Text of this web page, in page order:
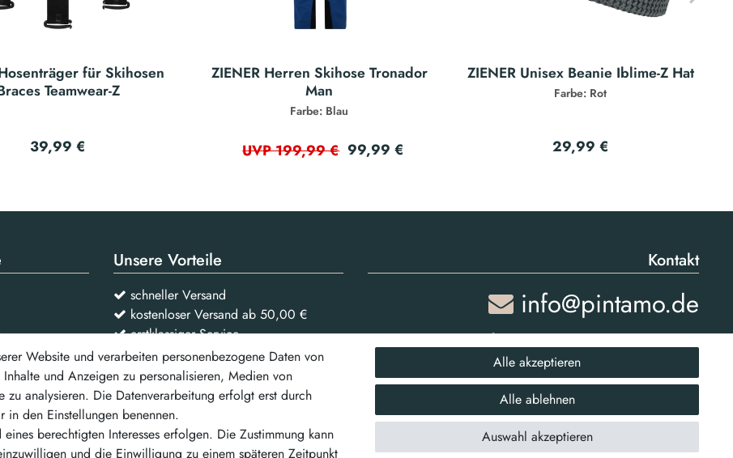
für Skihosen
Teamwear-Z
39,99 €
ZIENER Herren Skihose Tronador
Man
Farbe: Blau
UVP 199,99 € 99,99 €
ZIENER Unisex Beanie Iblime-Z Hat
Farbe: Rot
29,99 €
weitere
Unsere Vorteile
schneller Versand
kostenloser Versand ab 50,00 €
erstklassiger Service
Vertrag widerrufen
Kontakt
info@pintamo.de
03763 4048350
Montag - Freitag: 08:00 - 16:00 Uhr
Anrufe aus dem dt. Festnetz zum Ortstarif, Preise aus dem Mobilfunknetz
ggf. abweichend (abhängig vom Provider).
Website und verarbeiten personenbezogene Daten von
und Anzeigen zu personalisieren, Medien von
analysieren. Die Datenverarbeitung erfolgt erst durch
den Einstellungen benennen.
berechtigten Interesses erfolgen. Die Zustimmung kann
und die Einwilligung zu einem späteren Zeitpunkt
Alle akzeptieren
Alle ablehnen
Auswahl akzeptieren